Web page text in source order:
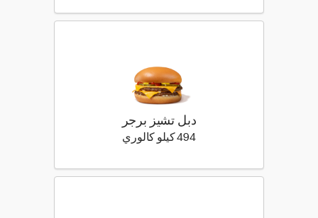
دبل تشيز برجر
494 كيلو كالوري 494 كيلو سعرة حرارية